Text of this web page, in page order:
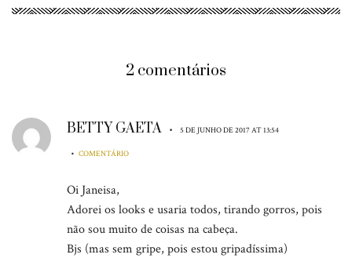
2 comentários
BETTY GAETA • 5 DE JUNHO DE 2017 AT 13:54
• COMENTÁRIO
Oi Janeisa,
Adorei os looks e usaria todos, tirando gorros, pois
não sou muito de coisas na cabeça.
Bjs (mas sem gripe, pois estou gripadíssima)